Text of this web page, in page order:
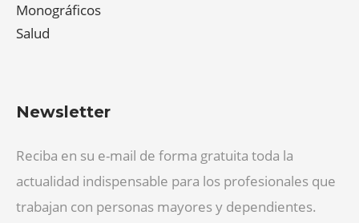
Monográficos
Salud
Newsletter
Reciba en su e-mail de forma gratuita toda la
actualidad indispensable para los profesionales que
trabajan con personas mayores y dependientes.